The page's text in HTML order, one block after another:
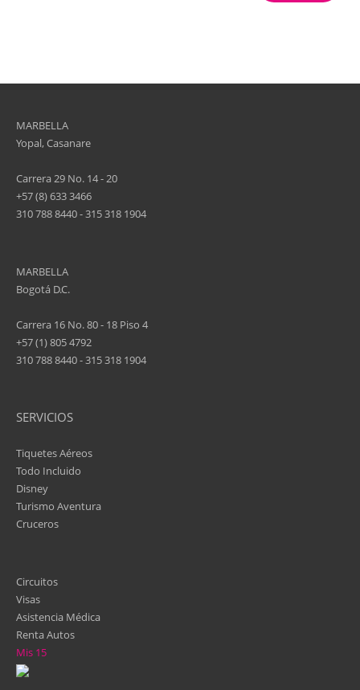
MARBELLA
Yopal, Casanare
Carrera 29 No. 14 - 20
+57 (8) 633 3466
310 788 8440 - 315 318 1904
MARBELLA
Bogotá D.C.
Carrera 16 No. 80 - 18 Piso 4
+57 (1) 805 4792
310 788 8440 - 315 318 1904
SERVICIOS
Tiquetes Aéreos
Todo Incluido
Disney
Turismo Aventura
Cruceros
Circuitos
Visas
Asistencia Médica
Renta Autos
Mis 15